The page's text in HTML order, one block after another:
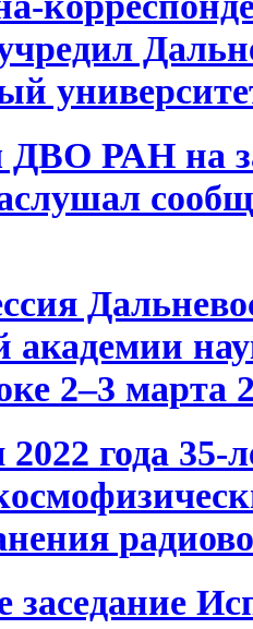
ДВО РАН на
академии
2–3 марта
года 35-
заседание